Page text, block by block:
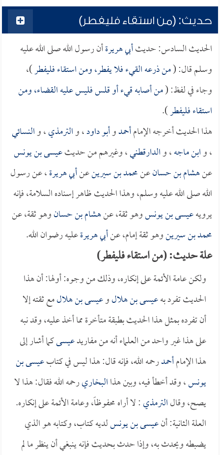
حديث: (من استقاء فليفطر)
الحديث السادس: حديثأبي هريرةأن رسول الله صلى الله عليه
وسلم قال: (من ذرعه القيء فلا يفطر، ومن استقاء فليفطر)،
وجاء في لفظ: (من أصابه قيء أو قلس فليس عليه القضاء، ومن
استقاء فليفطر).
هذا الحديث أخرجه الإمامأحمدوأبو داود، والترمذي، والنسائي
، وابن ماجه، والدارقطني، وغيرهم من حديثعيسى بن يونس
عنهشام بن حسانعنمحمد بن سيرينعنأبي هريرة، عن رسول
الله صلى الله عليه وسلم، وهذا الحديث ظاهر إسناده السلامة، فإنه
يرويهعيسى بن يونسوهو ثقة، عنهشام بن حسانوهو ثقة، عن
محمد بن سيرينوهو ثقة إمام، عنأبي هريرةعليه رضوان الله.
علة حديث: (من استقاء فليفطر)
ولكن عامة الأئمة على إنكاره، وذلك من وجوه: أولها: أن هذا
الحديث تفرد بهعيسى بن هلالوعيسى بن هلالمع ثقته إلا
أن تفرده بمثل هذا الحديث بطبقة متأخرة مما أخذ عليه، وقد نبه
على هذا غير واحد من العلماء أنه من مفاريدعيسىكما أشار إلى
هذا الإمامأحمدرحمه الله، فإنه قال: هذا ليس في كتابعيسى بن
يونس، وقد أخطأ فيه، وبين هذاالبخاريرحمه الله فقال: هذا لا
يصح، وقالالترمذي: لا أراه محفوظاً، وعامة الأئمة على إنكاره.
العلة الثانية: أنعيسى بن يونسلديه كتاب، وكتابه هو الذي
يضبطه ويحدث به، وإذا حدث بحديث فإنه ينبغي أن ينظر ما لم